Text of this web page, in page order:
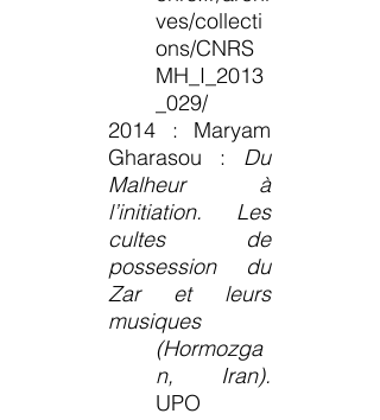
ves/collecti
ons/CNRS
MH_I_2013
_029/
2014 : Maryam
Gharasou : Du
Malheur à
l’initiation. Les
cultes de
possession du
Zar et leurs
musiques
(Hormozga
n, Iran).
UPO